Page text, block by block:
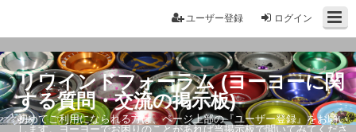
ログイン
ユーザー登録
リワインドフォーラム (ヨーヨーに関
する質問・交流の掲示板)
初めてご利用になられる方は、ページ上部の『ユーザー登録』をお願い
します。ヨーヨーでお困りのことがあれば当掲示板で聞いてみてくださ